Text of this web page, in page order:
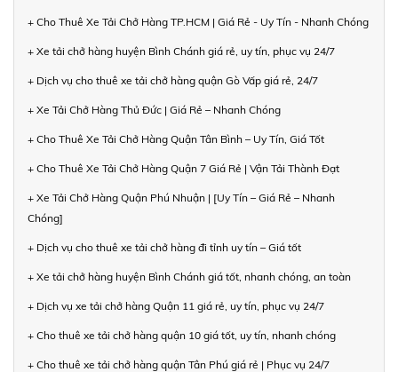
+ Cho Thuê Xe Tải Chở Hàng TP.HCM | Giá Rẻ - Uy Tín - Nhanh Chóng
+ Xe tải chở hàng huyện Bình Chánh giá rẻ, uy tín, phục vụ 24/7
+ Dịch vụ cho thuê xe tải chở hàng quận Gò Vấp giá rẻ, 24/7
+ Xe Tải Chở Hàng Thủ Đức | Giá Rẻ – Nhanh Chóng
+ Cho Thuê Xe Tải Chở Hàng Quận Tân Bình – Uy Tín, Giá Tốt
+ Cho Thuê Xe Tải Chở Hàng Quận 7 Giá Rẻ | Vận Tải Thành Đạt
+ Xe Tải Chở Hàng Quận Phú Nhuận | [Uy Tín – Giá Rẻ – Nhanh
Chóng]
+ Dịch vụ cho thuê xe tải chở hàng đi tỉnh uy tín – Giá tốt
+ Xe tải chở hàng huyện Bình Chánh giá tốt, nhanh chóng, an toàn
+ Dịch vụ xe tải chở hàng Quận 11 giá rẻ, uy tín, phục vụ 24/7
+ Cho thuê xe tải chở hàng quận 10 giá tốt, uy tín, nhanh chóng
+ Cho thuê xe tải chở hàng quận Tân Phú giá rẻ | Phục vụ 24/7